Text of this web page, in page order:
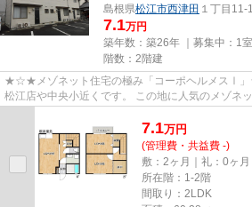
島根県松江市西津田 １丁目11-
7.1万円
築年数：築26年 ｜募集中： 1室
階数：2階建
★☆★メゾネット住宅の極み「コーポヘルメスⅠ」★☆★ 西津田１丁目
松江店や中央小近くです。 この地に人気のメゾネ
7.1万円
(管理費・共益費 -)
敷：2ヶ月｜礼：0ヶ月
所在階：1-2階
間取り：2LDK